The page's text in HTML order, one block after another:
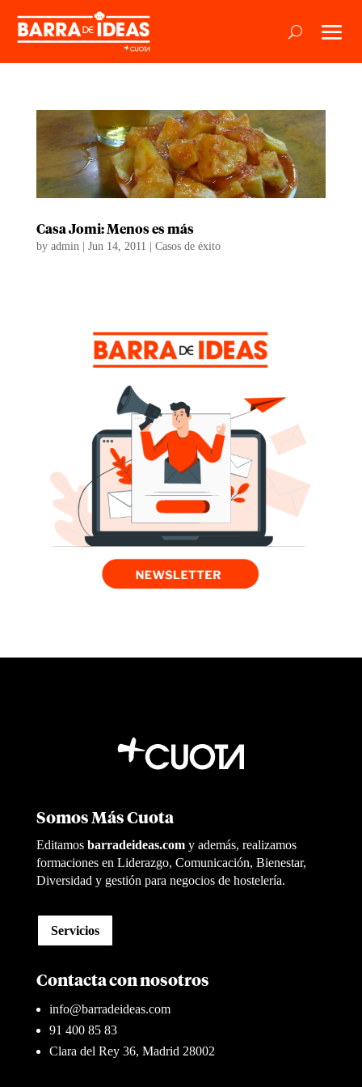
Casa Jomi: Menos es más
by admin| Jun 14, 2011 Casos de éxito
Somos Más Cuota
Editamosbarradeideas.com y además, realizamos
formaciones en Liderazgo, Comunicación, Bienestar,
Diversidad y gestión para negocios de hostelería.
Servicios
Contacta con nosotros
info@barradeideas.com
91 400 85 83
Clara del Rey 36, Madrid 28002